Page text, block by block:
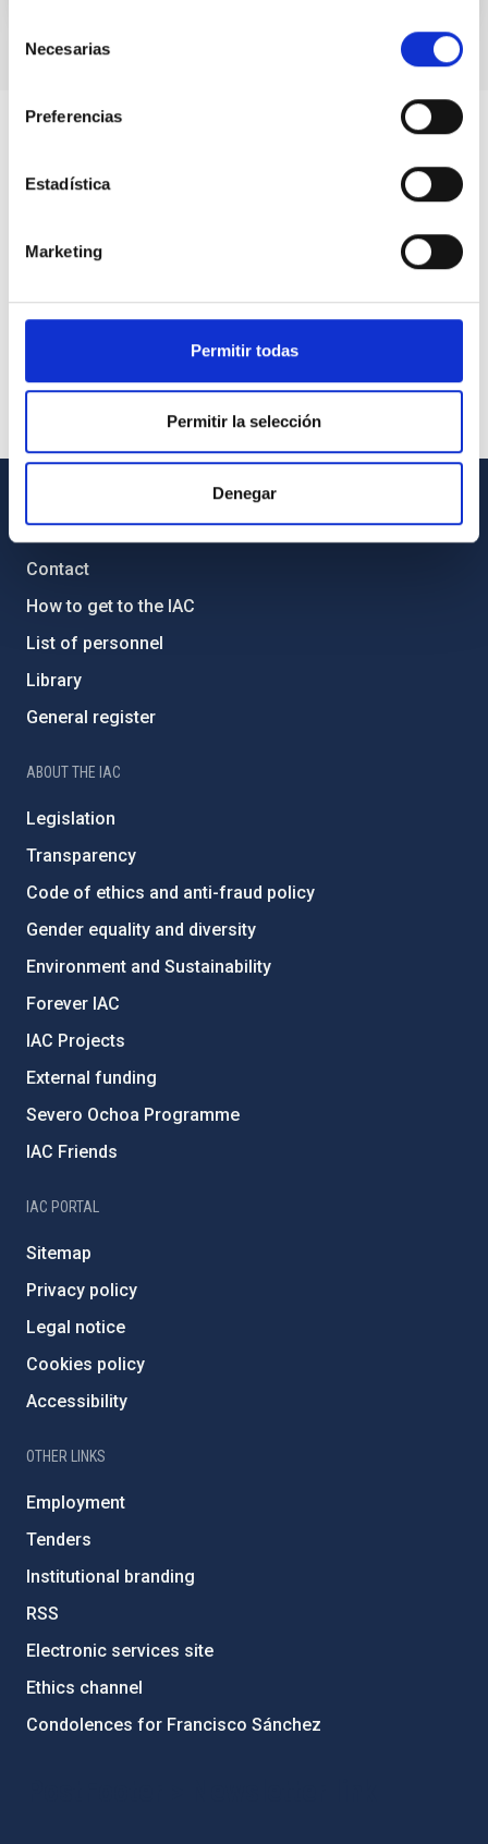
Necesarias
Preferencias
Estadística
Marketing
Permitir todas
Permitir la selección
Denegar
GENERAL INFORMATION
Contact
How to get to the IAC
List of personnel
Library
General register
ABOUT THE IAC
Legislation
Transparency
Code of ethics and anti-fraud policy
Gender equality and diversity
Environment and Sustainability
Forever IAC
IAC Projects
External funding
Severo Ochoa Programme
IAC Friends
IAC PORTAL
Sitemap
Privacy policy
Legal notice
Cookies policy
Accessibility
OTHER LINKS
Employment
Tenders
Institutional branding
RSS
Electronic services site
Ethics channel
Condolences for Francisco Sánchez